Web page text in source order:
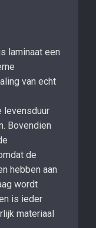
laminaat een
van echt
levensduur
Bovendien
de
hebben aan
wordt
is ieder
materiaal